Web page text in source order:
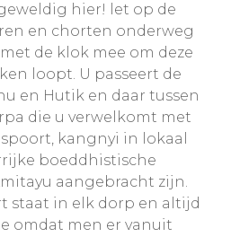
hier! let op de
en chorten onderweg
de klok mee om deze
loopt. U passeert de
en Hutik en daar tussen
die u verwelkomt met
kangnyi in lokaal
boeddhistische
aangebracht zijn.
staat in elk dorp en altijd
omdat men er vanuit